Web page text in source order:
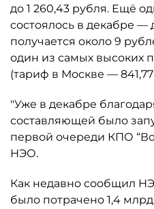
до 1 260,43 рубля. Ещё
состоялось в декабре —
получается около 9
один из самых высоких
(тариф в Москве —
"Уже в декабре
составляющей было
первой очереди КПО
НЭО.
Как недавно сообщил
было потрачено 1,4